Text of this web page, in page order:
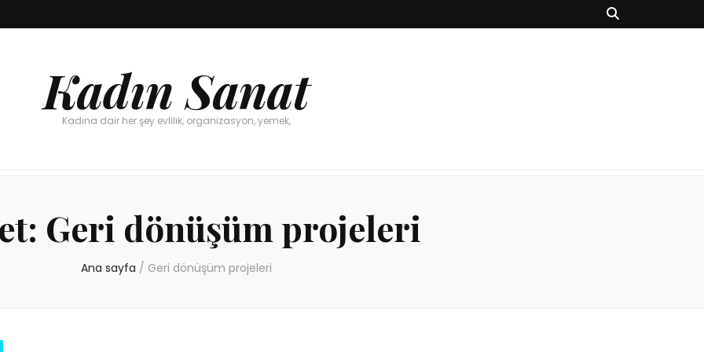
Kadın Sanat
Kadına dair her şey evlilik, organizasyon, yemek,
Geri dönüşüm projeleri
Ana sayfa / Geri dönüşüm projeleri